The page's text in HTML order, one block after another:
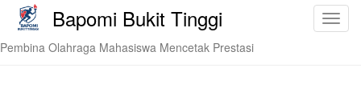
T
Bapomi Bukit Tinggi
Pembina Olahraga Mahasiswa Mencetak Prestasi